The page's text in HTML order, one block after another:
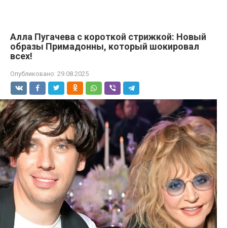
Алла Пугачева с короткой стрижкой: Новый
образы Примадонны, который шокировал
всех!
Опубликовано: 29.08.2025